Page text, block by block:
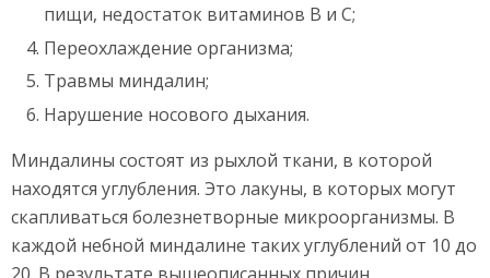
пищи, недостаток витаминов В и С;
Переохлаждение организма;
Травмы миндалин;
Нарушение носового дыхания.
Миндалины состоят из рыхлой ткани, в которой
находятся углубления. Это лакуны, в которых могут
скапливаться болезнетворные микроорганизмы. В
каждой небной миндалине таких углублений от 10 до
20. В результате вышеописанных причин